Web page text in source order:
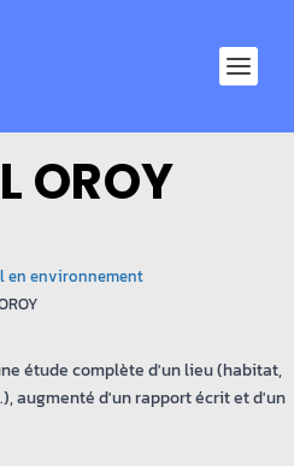
OROY
en environnement
étude complète d'un lieu (habitat,
augmenté d'un rapport écrit et d'un